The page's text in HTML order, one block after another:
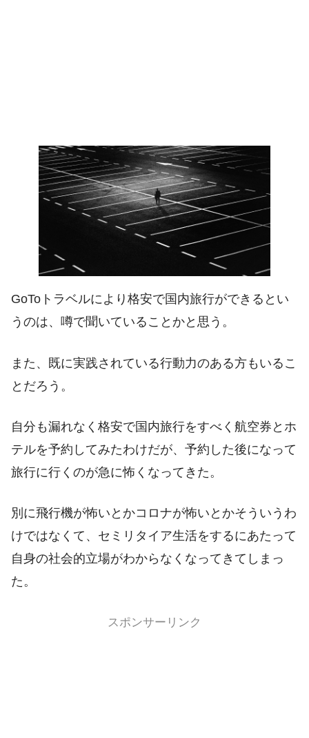
GoToトラベルにより格安で国内旅行ができるとい
うのは、噂で聞いていることかと思う。
また、既に実践されている行動力のある方もいるこ
とだろう。
自分も漏れなく格安で国内旅行をすべく航空券とホ
テルを予約してみたわけだが、予約した後になって
旅行に行くのが急に怖くなってきた。
別に飛行機が怖いとかコロナが怖いとかそういうわ
けではなくて、セミリタイア生活をするにあたって
自身の社会的立場がわからなくなってきてしまっ
た。
スポンサーリンク